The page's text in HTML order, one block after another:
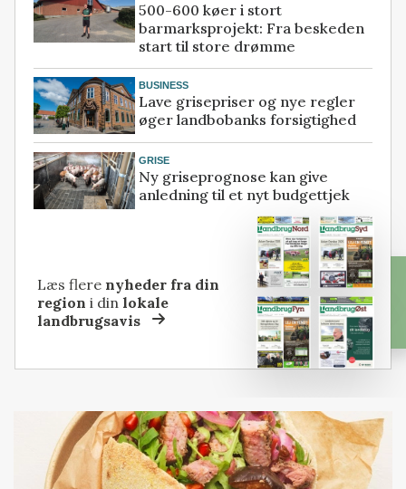
500-600 køer i stort
barmarksprojekt: Fra beskeden
start til store drømme
BUSINESS
Lave grisepriser og nye regler
øger landbobanks forsigtighed
GRISE
Ny griseprognose kan give
anledning til et nyt budgettjek
Læs flere nyheder fra din
region i dinlokale
landbrugsavis